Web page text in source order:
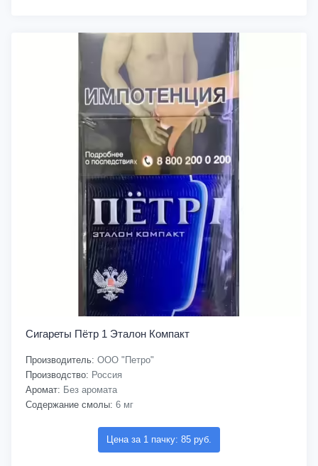
Сигареты Пётр 1 Эталон Компакт
Производитель: ООО "Петро"
Производство: Россия
Аромат: Без аромата
Содержание смолы: 6 мг
Цена за 1 пачку: 85 руб.